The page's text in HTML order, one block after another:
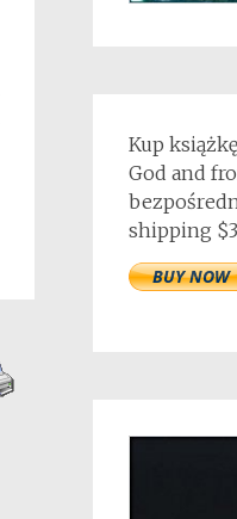
Kup
God and
shipping $3